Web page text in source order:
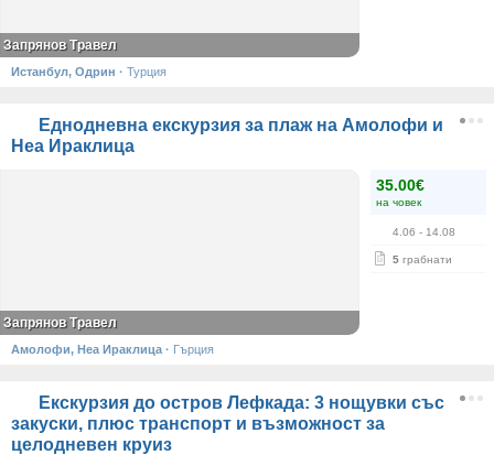
Запрянов Травел
Истанбул, Одрин · Турция
Еднодневна екскурзия за плаж на Амолофи и
Неа Ираклица
35.00€
на човек
4.06 - 14.08
5 грабнати
Запрянов Травел
Амолофи, Неа Ираклица · Гърция
Екскурзия до остров Лефкада: 3 нощувки със
закуски, плюс транспорт и възможност за
целодневен круиз